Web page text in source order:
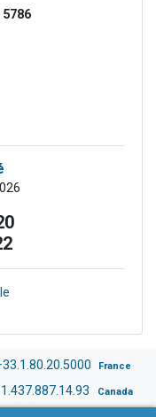
France
Canada